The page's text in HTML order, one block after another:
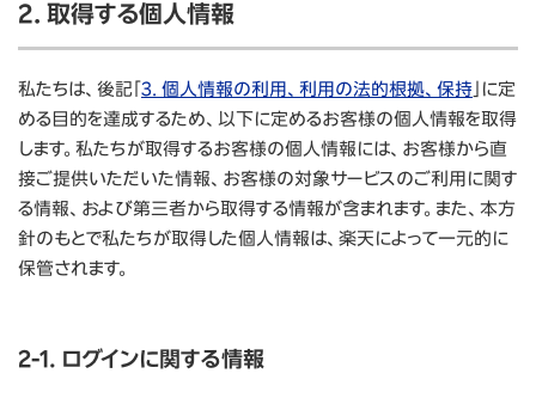
2. 取得する個人情報
私たちは、後記「 3. 個人情報の利用、利用の法的根拠、保持 」に定
める目的を達成するため、以下に定めるお客様の個人情報を取得
します。私たちが取得するお客様の個人情報には、お客様から直
接ご提供いただいた情報、お客様の対象サービスのご利用に関す
る情報、および第三者から取得する情報が含まれます。また、本方
針のもとで私たちが取得した個人情報は、楽天によって一元的に
保管されます。
2-1. ログインに関する情報